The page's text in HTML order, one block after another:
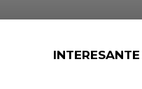
INTERESANTE